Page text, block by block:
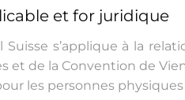
et for juridique
s’applique à la
et de la Convention de
les personnes